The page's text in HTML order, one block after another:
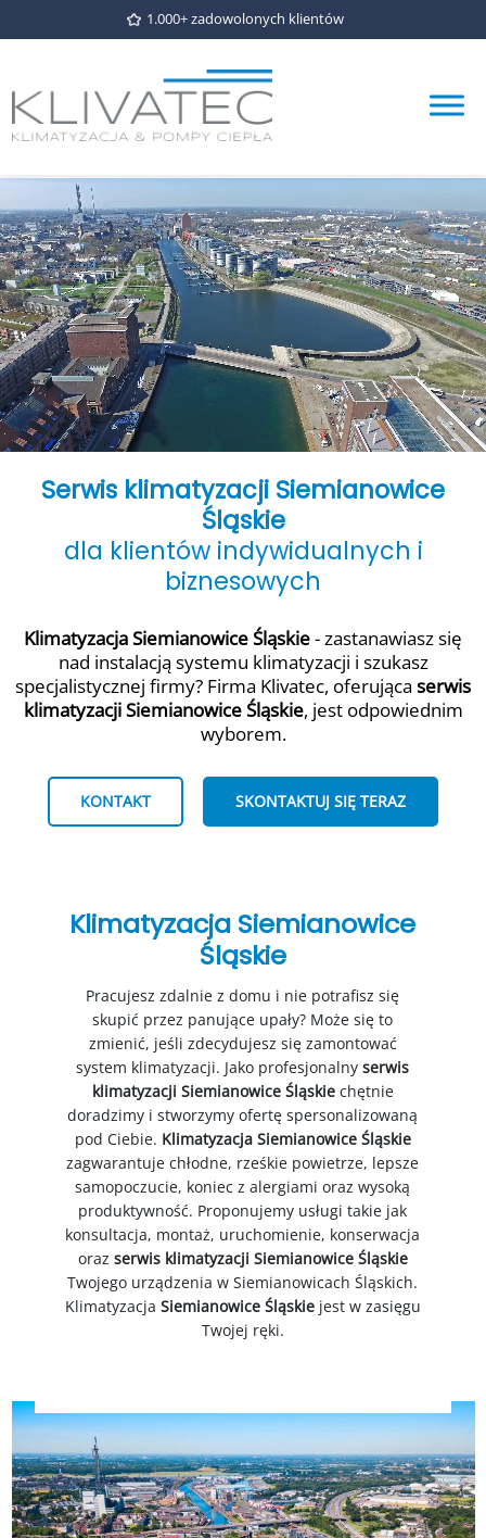
1.000+ zadowolonych klientów
Serwis klimatyzacji Siemianowice
Śląskie
dla klientów indywidualnych i
biznesowych
Klimatyzacja Siemianowice Śląskie- zastanawiasz się
nad instalacją systemu klimatyzacji i szukasz
specjalistycznej firmy? Firma Klivatec, oferująca serwis
klimatyzacji Siemianowice Śląskie, jest odpowiednim
wyborem.
KONTAKT SKONTAKTUJ SIĘ TERAZ
Klimatyzacja Siemianowice
Śląskie
Pracujesz zdalnie z domu i nie potrafisz się
skupić przez panujące upały? Może się to
zmienić, jeśli zdecydujesz się zamontować
system klimatyzacji. Jako profesjonalnyserwis
klimatyzacji Siemianowice Śląskiechętnie
doradzimy i stworzymy ofertę spersonalizowaną
pod Ciebie. Klimatyzacja Siemianowice Śląskie
zagwarantuje chłodne, rześkie powietrze, lepsze
samopoczucie, koniec z alergiami oraz wysoką
produktywność. Proponujemy usługi takie jak
konsultacja, montaż, uruchomienie, konserwacja
oraz serwis klimatyzacji Siemianowice Śląskie
Twojego urządzenia w Siemianowicach Śląskich.
Klimatyzacja Siemianowice Śląskie jest w zasięgu
Twojej ręki.